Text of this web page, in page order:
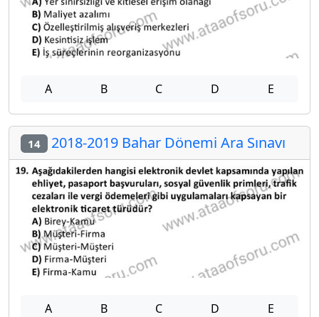
A B C D E
14 2018-2019 Bahar Dönemi Ara Sınavı
A B C D E